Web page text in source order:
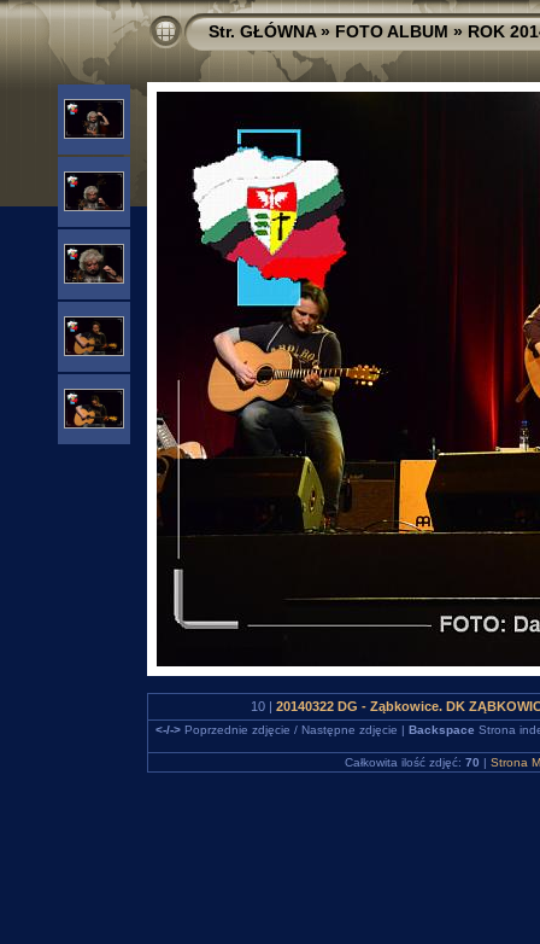
Str. GŁÓWNA»FOTO ALBUM»ROK
10 | 20140322 DG - Ząbkowice. DK
<-/->Poprzednie zdjęcie / Następne zdjęcie | Backspace Strona
Całkowita ilość zdjęć: 70 | Strona